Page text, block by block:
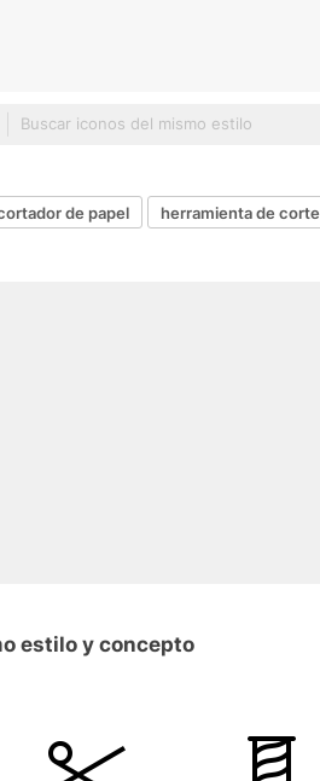
de papel herramienta de corte
estilo y concepto